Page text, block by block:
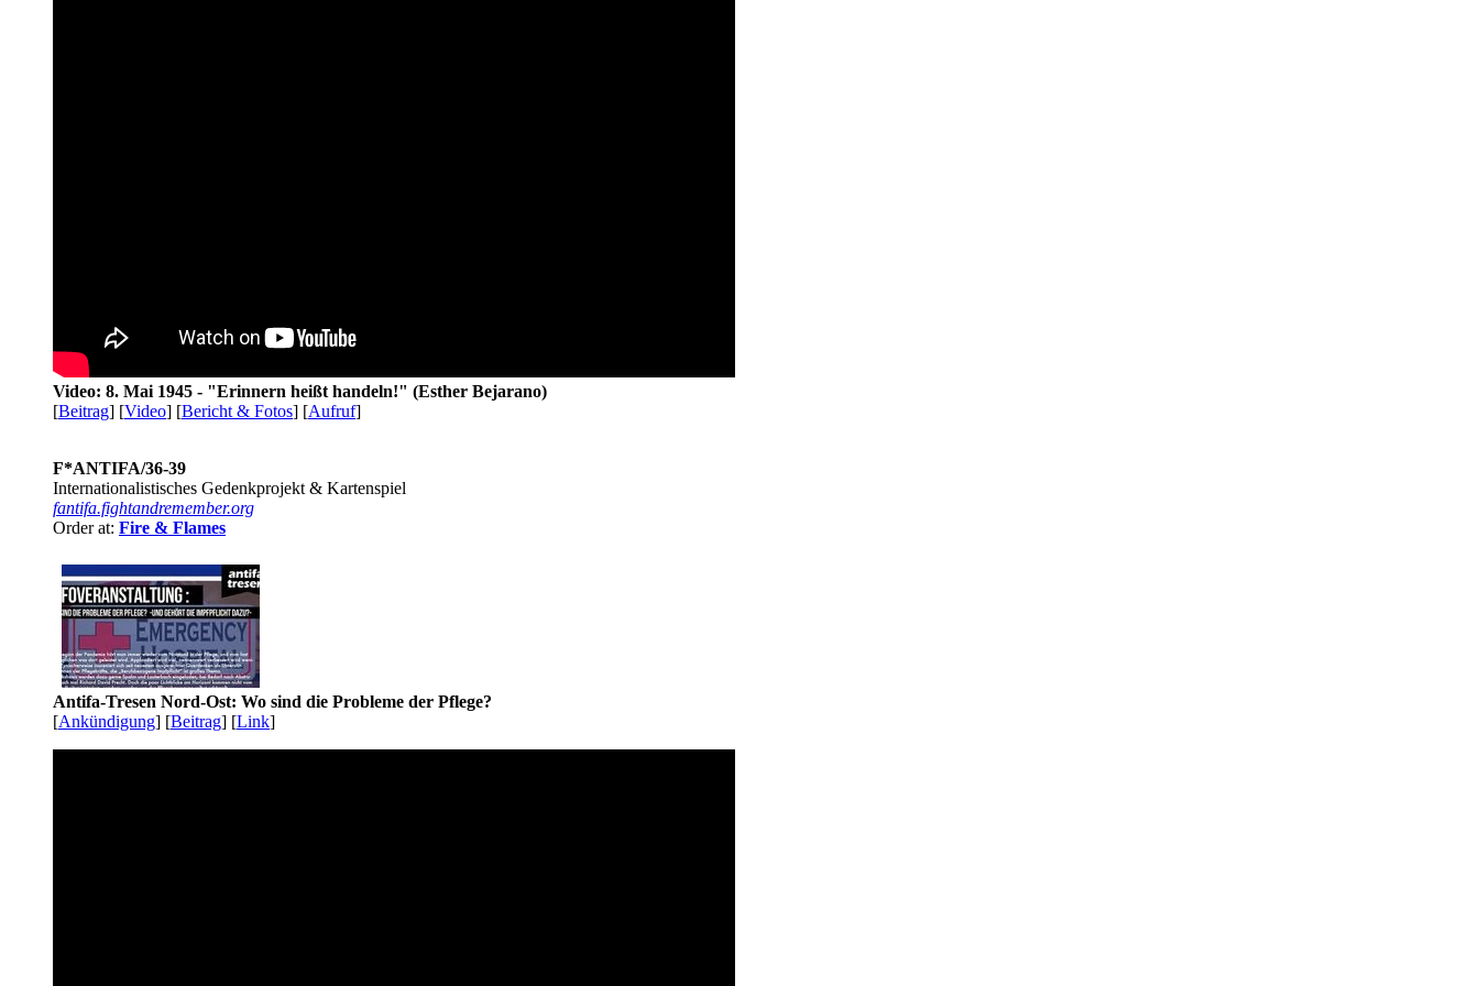
Video: 8. Mai 1945 - "Erinnern heißt handeln!" (Esther Bejarano)
[Beitrag] [Video] [Bericht & Fotos] [Aufruf]
F*ANTIFA/36-39
Internationalistisches Gedenkprojekt & Kartenspiel
fantifa.fightandremember.org
Order at: Fire & Flames
Antifa-Tresen Nord-Ost: Wo sind die Probleme der Pflege?
[Ankündigung] [Beitrag] [Link]